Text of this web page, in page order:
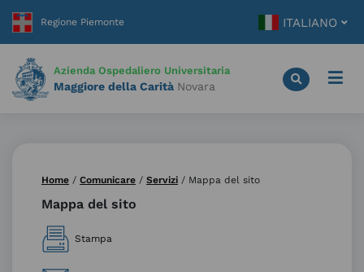
contenuto
ITALIANO
Azienda Ospedaliero Universitaria
Maggiore della Carità Novara
Home / Comunicare / Servizi / Mappa del sito
Mappa del sito
Stampa